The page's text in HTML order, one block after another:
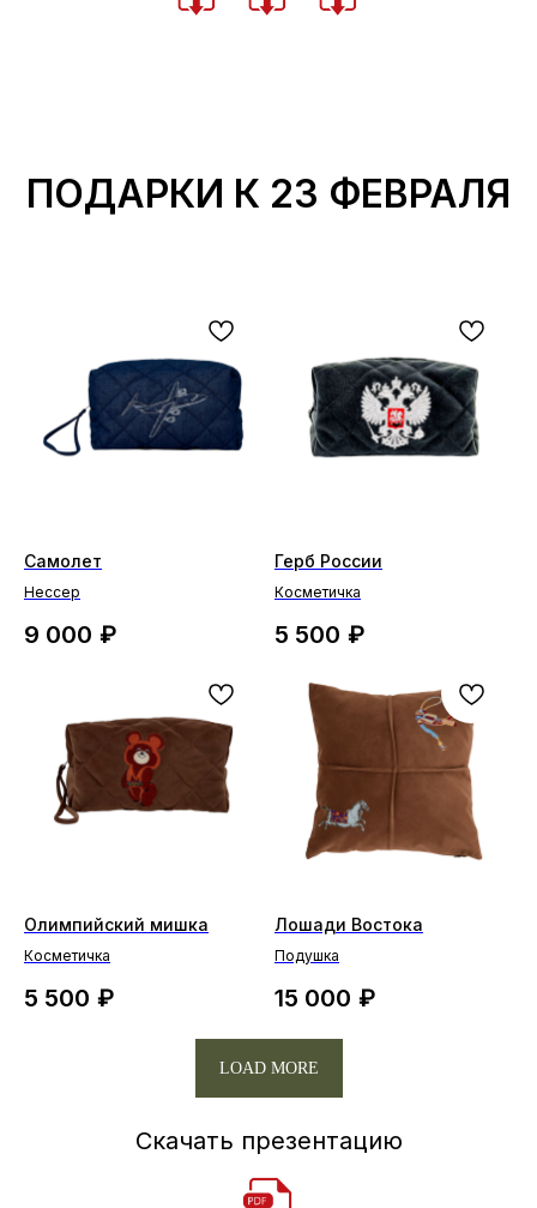
ПОДАРКИ К 23 ФЕВРАЛЯ
Самолет
Нессер
9 000 ₽
Герб России
Косметичка
5 500 ₽
Олимпийский мишка
Косметичка
5 500 ₽
Лошади Востока
Подушка
15 000 ₽
LOAD MORE
Скачать презентацию